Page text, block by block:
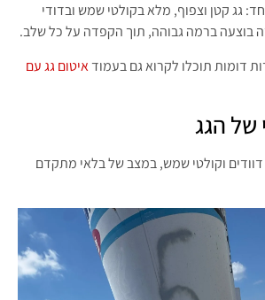
גג קטן וצפוף, מלא בקולטי שמש ובדודי
בוצעה ברמה גבוהה, תוך הקפדה על כל שלב.
דומות תוכלו לקרוא גם בעמודאיטום גג עם
הגג
וקולטי שמש, במצב של בלאי מתקדם